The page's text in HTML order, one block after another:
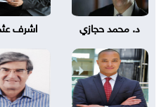
د. محمد حجازي اشرف